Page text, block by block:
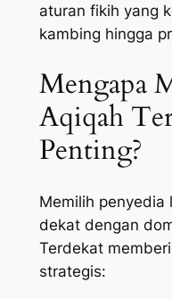
aturan fikih yang
kambing hingga
Mengapa
Aqiqah
Penting?
Memilih penyedia
dekat dengan
Terdekat
strategis: